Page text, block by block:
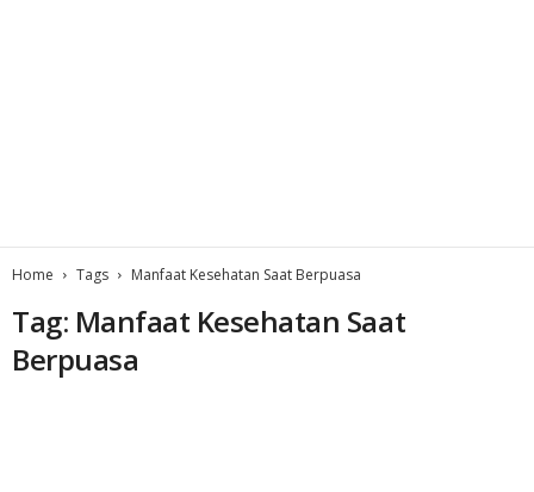
Home Tags Manfaat Kesehatan Saat Berpuasa
Tag: Manfaat Kesehatan Saat
Berpuasa